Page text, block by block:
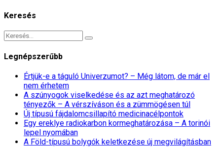
Keresés
Legnépszerűbb
Értjük-e a táguló Univerzumot? – Még látom, de már el
nem érhetem
A szúnyogok viselkedése és az azt meghatározó
tényezők – A vérszíváson és a zümmögésen túl
Új típusú fájdalomcsillapító medicinacélpontok
Egy ereklye radiokarbon kormeghatározása – A torinói
lepel nyomában
A Föld-típusú bolygók keletkezése új megvilágításban